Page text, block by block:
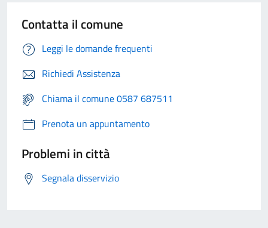
Contatta il comune
Leggi le domande frequenti
Richiedi Assistenza
Chiama il comune 0587 687511
Prenota un appuntamento
Problemi in città
Segnala disservizio